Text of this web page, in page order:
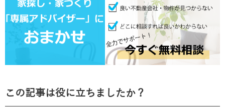
この記事は役に立ちましたか？